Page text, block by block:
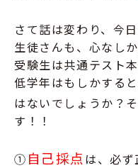
さて話は変わり、今
生徒さんも、心なし
受験生は共通テスト
低学年はもしかする
はないでしょうか？
す！！
① 自己採点 は、必ず